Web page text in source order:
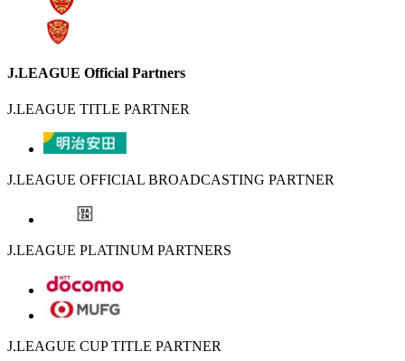
J.LEAGUE Official Partners
J.LEAGUE TITLE PARTNER
J.LEAGUE OFFICIAL BROADCASTING PARTNER
J.LEAGUE PLATINUM PARTNERS
J.LEAGUE CUP TITLE PARTNER